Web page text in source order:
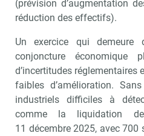
(prévision d’augmentation
réduction des effectifs).
Un exercice qui
conjoncture économique
d’incertitudes réglementaires
faibles d’amélioration.
industriels difficiles à
comme la liquidation
11 décembre 2025, avec 700